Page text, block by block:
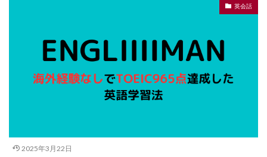
英会話
2025年3月22日